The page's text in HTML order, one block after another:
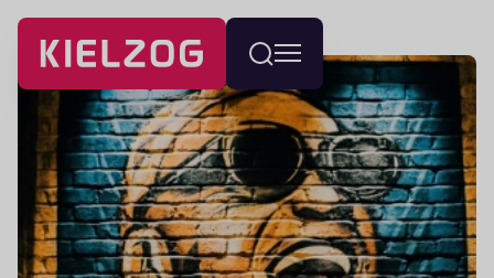
Navigatie
overslaan
Wissel
menu